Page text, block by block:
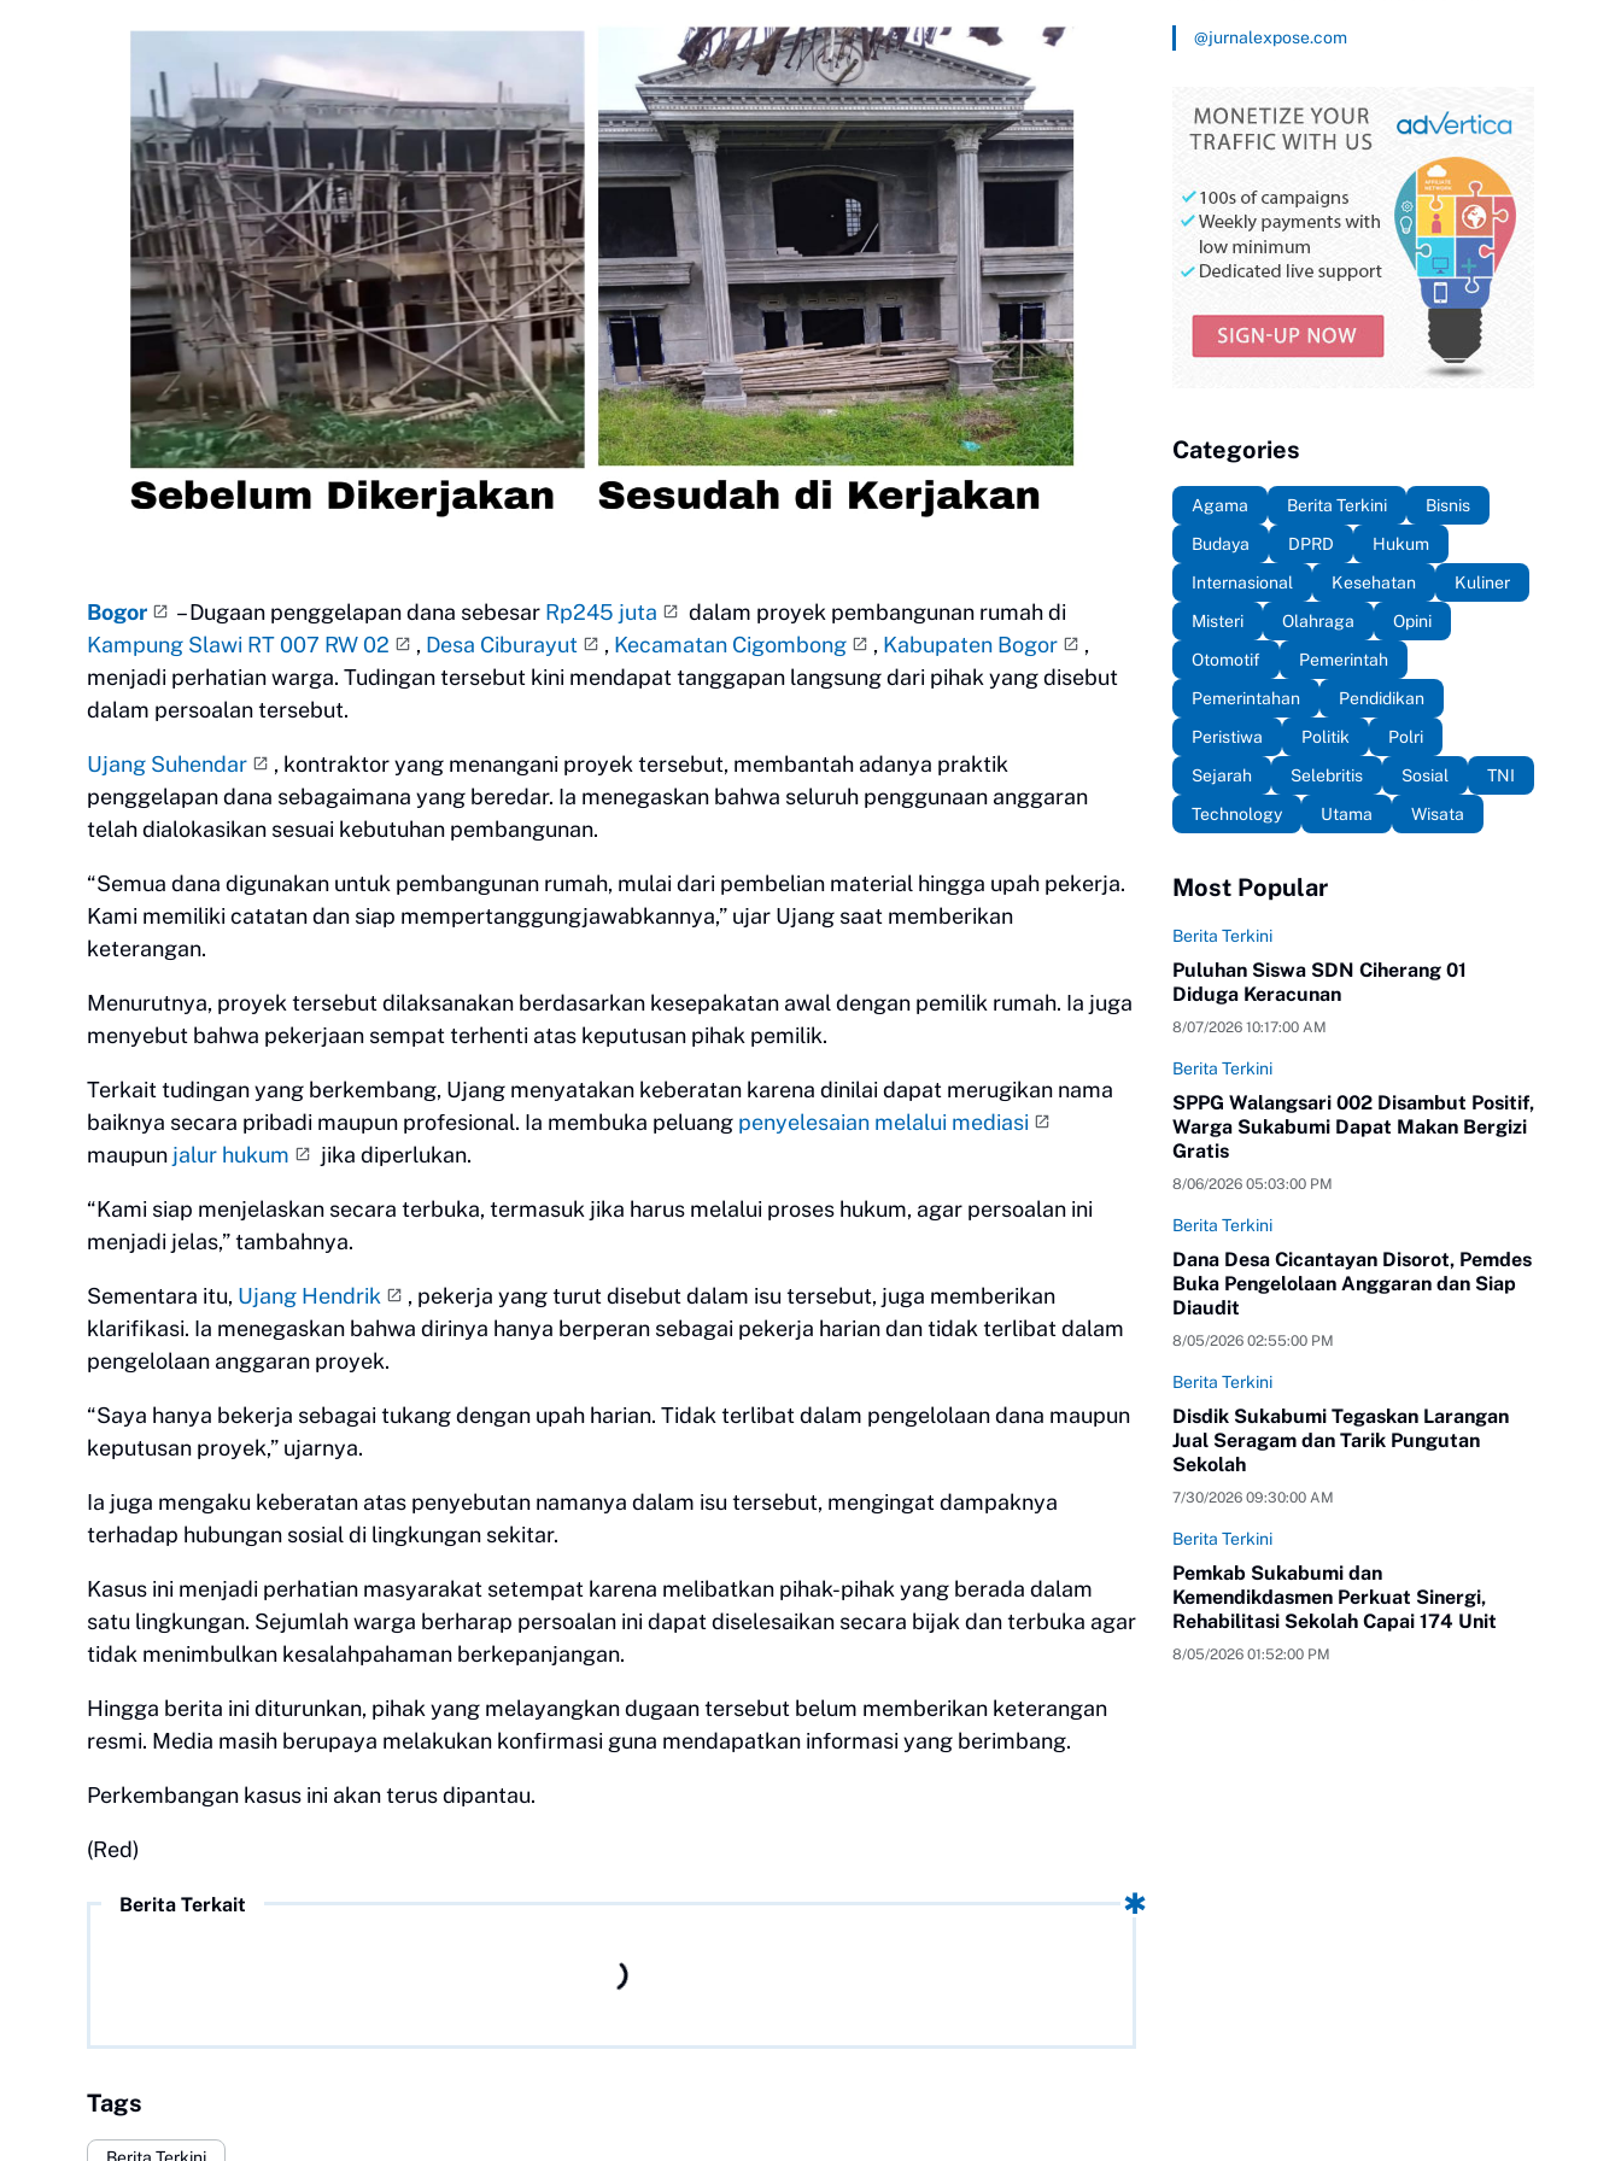
Bogor – Dugaan penggelapan dana sebesar Rp245 juta
dalam proyek pembangunan rumah di
Kampung Slawi RT 007 RW 02
, Desa Ciburayut , Kecamatan Cigombong , Kabupaten Bogor
,
menjadi perhatian warga. Tudingan tersebut kini mendapat tanggapan langsung dari pihak yang disebut
dalam persoalan tersebut.
Ujang Suhendar
, kontraktor yang menangani proyek tersebut, membantah adanya praktik
penggelapan dana sebagaimana yang beredar. Ia menegaskan bahwa seluruh penggunaan anggaran
telah dialokasikan sesuai kebutuhan pembangunan.
“Semua dana digunakan untuk pembangunan rumah, mulai dari pembelian material hingga upah pekerja.
Kami memiliki catatan dan siap mempertanggungjawabkannya,” ujar Ujang saat memberikan
keterangan.
Menurutnya, proyek tersebut dilaksanakan berdasarkan kesepakatan awal dengan pemilik rumah. Ia juga
menyebut bahwa pekerjaan sempat terhenti atas keputusan pihak pemilik.
Terkait tudingan yang berkembang, Ujang menyatakan keberatan karena dinilai dapat merugikan nama
baiknya secara pribadi maupun profesional. Ia membuka peluang penyelesaian melalui mediasi
maupun jalur hukum jika diperlukan.
“Kami siap menjelaskan secara terbuka, termasuk jika harus melalui proses hukum, agar persoalan ini
menjadi jelas,” tambahnya.
Sementara itu, Ujang Hendrik
, pekerja yang turut disebut dalam isu tersebut, juga memberikan
klarifikasi. Ia menegaskan bahwa dirinya hanya berperan sebagai pekerja harian dan tidak terlibat dalam
pengelolaan anggaran proyek.
“Saya hanya bekerja sebagai tukang dengan upah harian. Tidak terlibat dalam pengelolaan dana maupun
keputusan proyek,” ujarnya.
Ia juga mengaku keberatan atas penyebutan namanya dalam isu tersebut, mengingat dampaknya
terhadap hubungan sosial di lingkungan sekitar.
Kasus ini menjadi perhatian masyarakat setempat karena melibatkan pihak-pihak yang berada dalam
satu lingkungan. Sejumlah warga berharap persoalan ini dapat diselesaikan secara bijak dan terbuka agar
tidak menimbulkan kesalahpahaman berkepanjangan.
Hingga berita ini diturunkan, pihak yang melayangkan dugaan tersebut belum memberikan keterangan
resmi. Media masih berupaya melakukan konfirmasi guna mendapatkan informasi yang berimbang.
Perkembangan kasus ini akan terus dipantau.
(Red)
Berita Terkait
Tags
@jurnalexpose.com
Categories
Agama Berita Terkini
Bisnis
Budaya
DPRD
Hukum
Internasional
Kesehatan
Kuliner
Misteri
Olahraga
Opini
Otomotif
Pemerintah
Pemerintahan
Pendidikan
Peristiwa
Politik
Polri
Sejarah
Selebritis Sosial
TNI
Technology
Utama Wisata
Most Popular
Berita Terkini
Puluhan Siswa SDN Ciherang 01
Diduga Keracunan
8/07/2026 10:17:00 AM
Berita Terkini
SPPG Walangsari 002 Disambut Positif,
Warga Sukabumi Dapat Makan Bergizi
Gratis
8/06/2026 05:03:00 PM
Berita Terkini
Dana Desa Cicantayan Disorot, Pemdes
Buka Pengelolaan Anggaran dan Siap
Diaudit
8/05/2026 02:55:00 PM
Berita Terkini
Disdik Sukabumi Tegaskan Larangan
Jual Seragam dan Tarik Pungutan
Sekolah
7/30/2026 09:30:00 AM
Berita Terkini
Pemkab Sukabumi dan
Kemendikdasmen Perkuat Sinergi,
Rehabilitasi Sekolah Capai 174 Unit
8/05/2026 01:52:00 PM